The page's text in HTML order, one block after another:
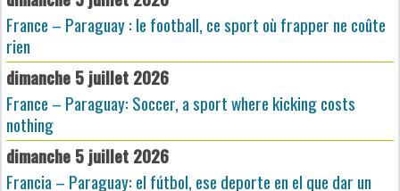
France – Paraguay : le football, ce sport où frapper ne coûte
rien
dimanche 5 juillet 2026
France – Paraguay: Soccer, a sport where kicking costs
nothing
dimanche 5 juillet 2026
Francia – Paraguay: el fútbol, ese deporte en el que dar un